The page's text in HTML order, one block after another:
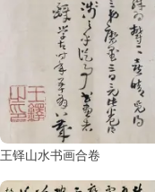
王铎山水书画合卷